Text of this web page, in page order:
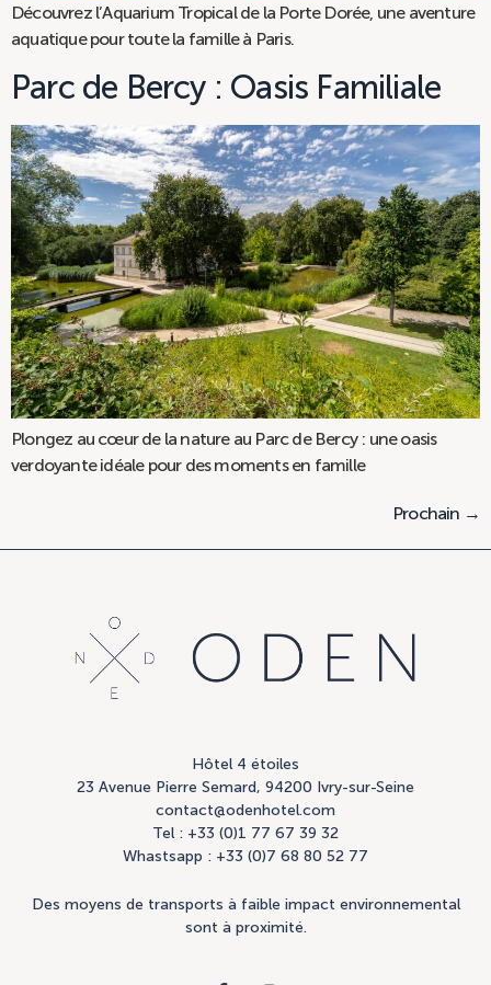
Découvrez l’Aquarium Tropical de la Porte Dorée, une aventure
aquatique pour toute la famille à Paris.
Parc de Bercy : Oasis Familiale
Plongez au cœur de la nature au Parc de Bercy : une oasis
verdoyante idéale pour des moments en famille
Prochain →
Hôtel 4 étoiles
23 Avenue Pierre Semard, 94200 Ivry-sur-Seine
contact@odenhotel.com
Tel : +33 (0)1 77 67 39 32
Whastsapp : +33 (0)7 68 80 52 77
Des moyens de transports à faible impact environnemental
sont à proximité.